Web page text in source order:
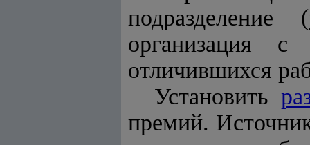
подразделение
организация
отличившихся
Установить
премий.